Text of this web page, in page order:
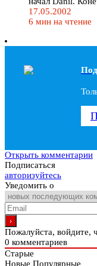
17.05.2002
6 мин на чтение
Открыть комментарии
Подписаться
авторизуйтесь
Уведомить о
Пожалуйста, войдите,
0 комментариев
Старые
Новые Популярные